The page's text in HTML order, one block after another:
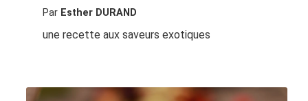
Par Esther DURAND
une recette aux saveurs exotiques